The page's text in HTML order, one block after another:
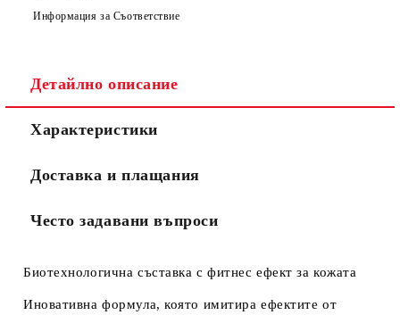
Информация за Съответствие
Детайлно описание
Характеристики
Доставка и плащания
Често задавани въпроси
Биотехнологична съставка с фитнес ефект за кожата
Иновативна формула, която имитира ефектите от